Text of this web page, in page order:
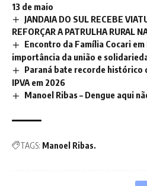
13 de maio
JANDAIA DO SUL RECEBE
REFORÇAR A PATRULHA RURAL
Encontro da Família Cocari
importância da união e
Paraná bate recorde histórico
IPVA em 2026
Manoel Ribas – Dengue aqui
TAGS: Manoel Ribas.